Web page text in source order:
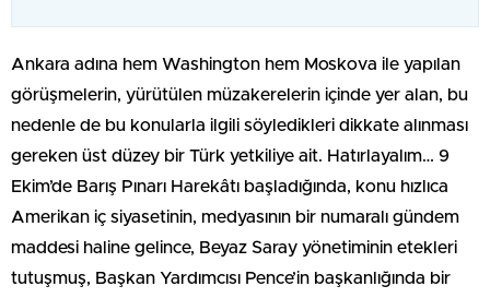
Ankara adına hem Washington hem Moskova ile yapılan
görüşmelerin, yürütülen müzakerelerin içinde yer alan, bu
nedenle de bu konularla ilgili söyledikleri dikkate alınması
gereken üst düzey bir Türk yetkiliye ait. Hatırlayalım… 9
Ekim’de Barış Pınarı Harekâtı başladığında, konu hızlıca
Amerikan iç siyasetinin, medyasının bir numaralı gündem
maddesi haline gelince, Beyaz Saray yönetiminin etekleri
tutuşmuş, Başkan Yardımcısı Pence’in başkanlığında bir